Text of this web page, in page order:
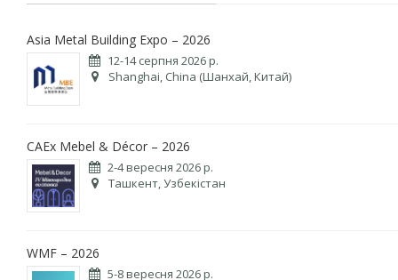
Asia Metal Building Expo – 2026
12-14 серпня 2026 р.
Shanghai, China (Шанхай, Китай)
CAEx Mebel & Décor – 2026
2-4 вересня 2026 р.
Ташкент, Узбекістан
WMF – 2026
5-8 вересня 2026 р.